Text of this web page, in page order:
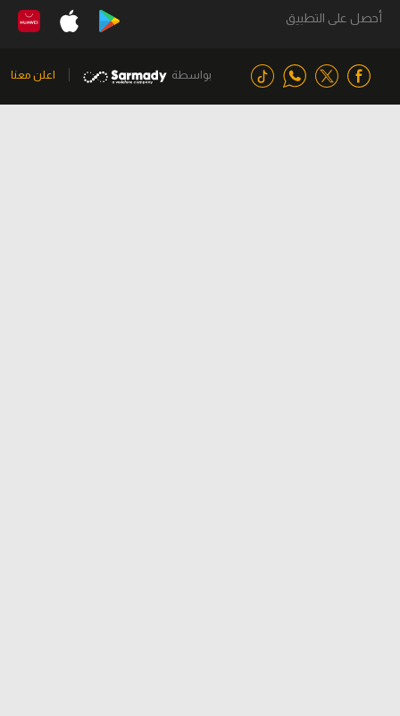
أحصل على التطبيق
بواسطة اعلن معنا